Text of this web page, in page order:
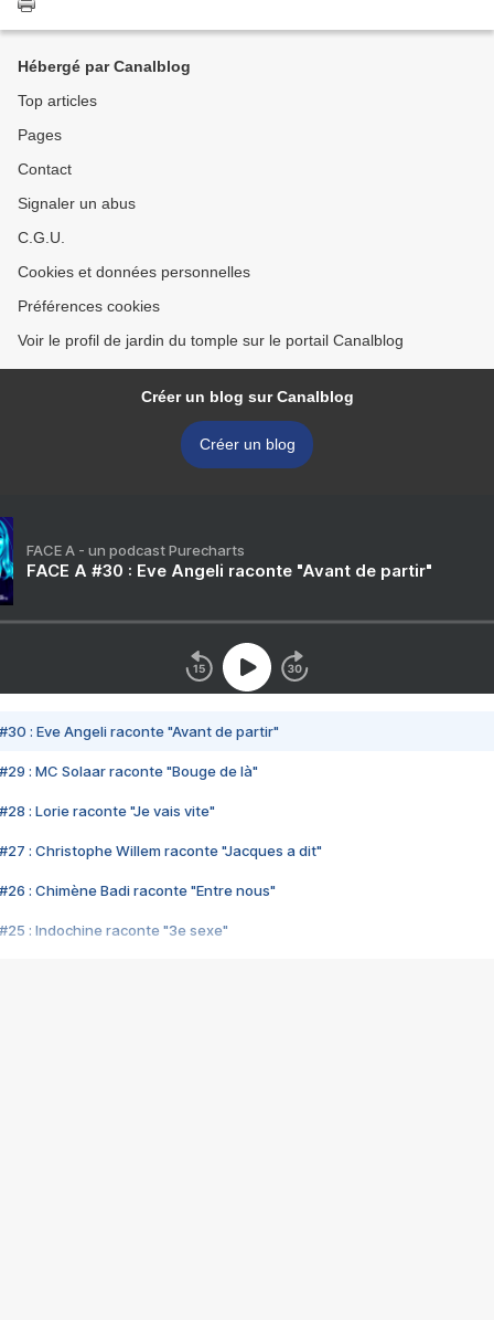
Hébergé par Canalblog
Top articles
Pages
Contact
Signaler un abus
C.G.U.
Cookies et données personnelles
Préférences cookies
Voir le profil de jardin du tomple sur le portail Canalblog
Créer un blog sur Canalblog
Créer un blog
FACE A - un podcast Purecharts
FACE A #30 : Eve Angeli raconte "Avant de partir"
#30 : Eve Angeli raconte "Avant de partir"
#29 : MC Solaar raconte "Bouge de là"
#28 : Lorie raconte "Je vais vite"
#27 : Christophe Willem raconte "Jacques a dit"
#26 : Chimène Badi raconte "Entre nous"
#25 : Indochine raconte "3e sexe"